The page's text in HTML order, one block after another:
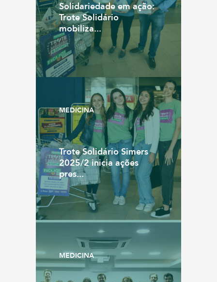
Solidariedade em ação:
Trote Solidário
mobiliza...
MEDICINA
Trote Solidário Simers
2025/2 inicia ações
pres...
MEDICINA